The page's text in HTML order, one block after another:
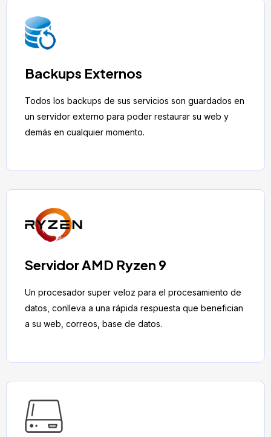
Backups Externos
Todos los backups de sus servicios son guardados en
un servidor externo para poder restaurar su web y
demás en cualquier momento.
Servidor AMD Ryzen 9
Un procesador super veloz para el procesamiento de
datos, conlleva a una rápida respuesta que benefician
a su web, correos, base de datos.